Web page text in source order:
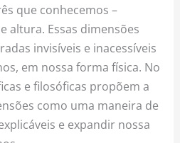
que conhecemos –
altura. Essas dimensões
invisíveis e inacessíveis
em nossa forma física. No
e filosóficas propõem a
como uma maneira de
e expandir nossa